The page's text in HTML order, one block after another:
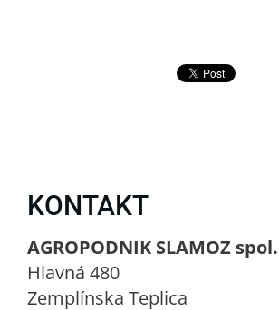
KONTAKT
AGROPODNIK SLAMOZ
Hlavná 480
Zemplínska Teplica